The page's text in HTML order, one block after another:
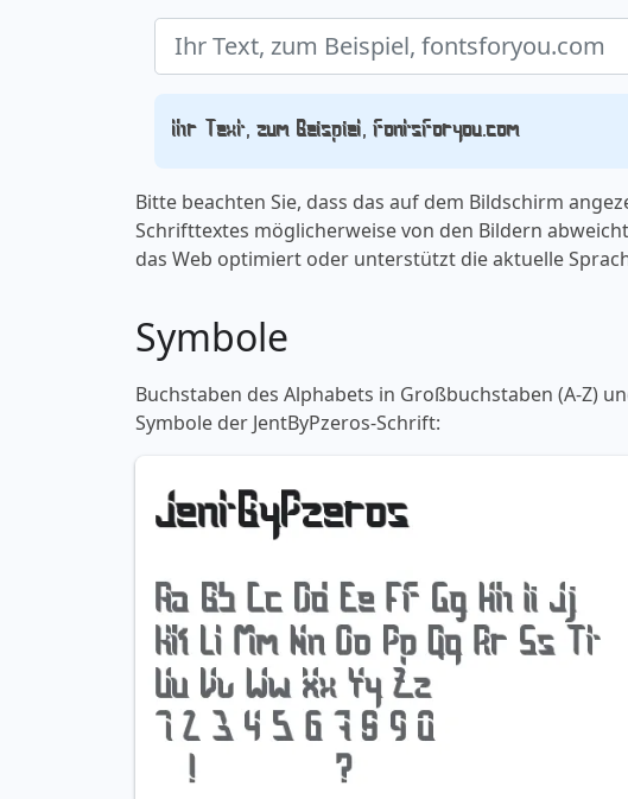
Ihr Text, zum Beispiel, fontsforyou.com
Bitte beachten Sie, dass das auf dem Bildschirm
Schrifttextes möglicherweise von den Bildern
das Web optimiert oder unterstützt die aktuelle
Symbole
Buchstaben des Alphabets in Großbuchstaben (A-Z)
Symbole der JentByPzeros-Schrift: